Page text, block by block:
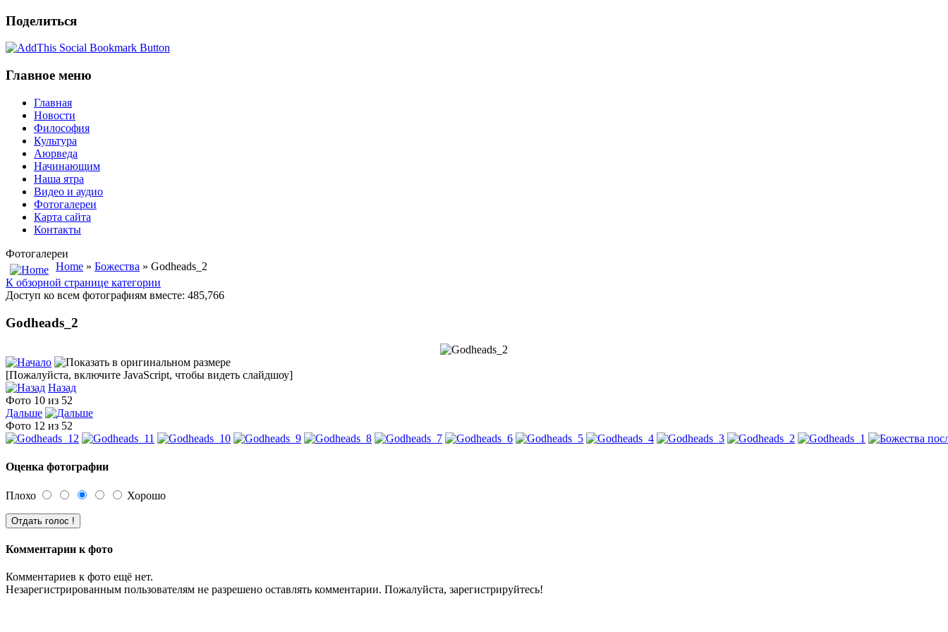
Поделиться
Главное меню
Главная
Новости
Философия
Культура
Аюрведа
Начинающим
Наша ятра
Видео и аудио
Фотогалереи
Карта сайта
Контакты
Фотогалереи
Home » Божества » Godheads_2
К обзорной странице категории
Доступ ко всем фотографиям вместе: 485,766
Godheads_2
[Пожалуйста, включите JavaScript, чтобы видеть слайдшоу]
Назад
Фото 10 из 52
Дальше
Фото 12 из 52
Оценка фотографии
Плохо Хорошо
Комментарии к фото
Комментариев к фото ещё нет.
Незарегистрированным пользователям не разрешено оставлять комментарии. Пожалуйста, зарегистрируйтесь!